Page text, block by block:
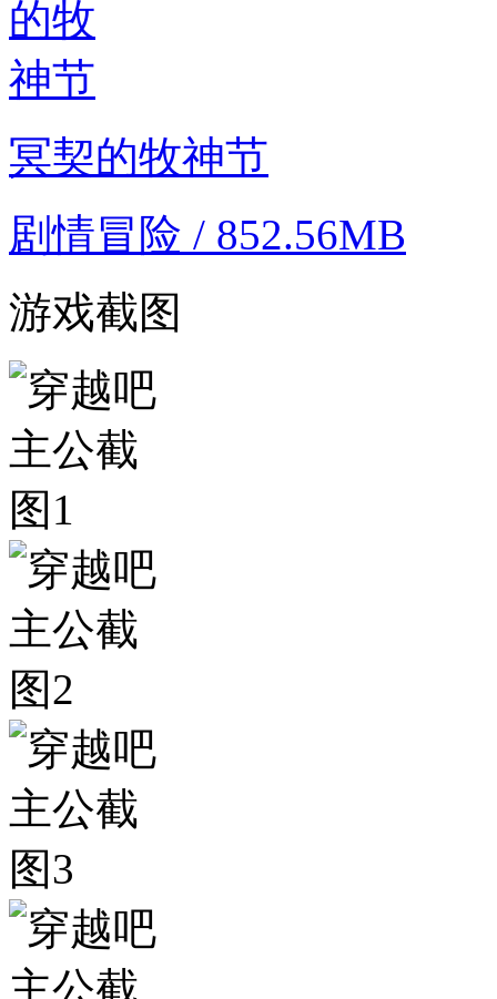
冥契的牧神节
剧情冒险 / 852.56MB
游戏截图